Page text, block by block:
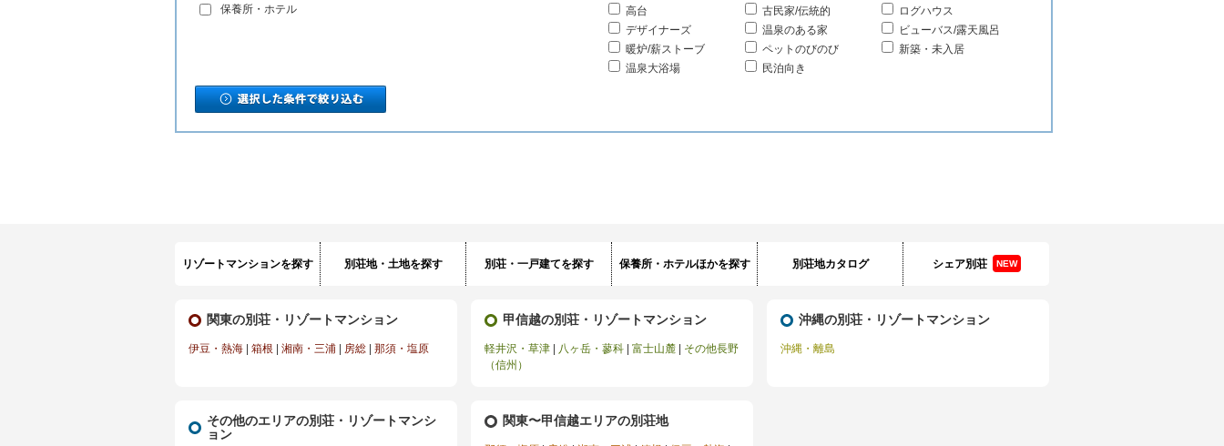
保養所・ホテル
高台
古民家/伝統的
ログハウス
デザイナーズ
温泉のある家
ビューバス/露天風呂
暖炉/薪ストーブ
ペットのびのび
新築・未入居
温泉大浴場
民泊向き
リゾートマンションを探す 別荘地・土地を探す 別荘・一戸建てを探す 保養所・ホテルほかを探す 別荘地カタログ シェア別荘 NEW
関東の別荘・リゾートマンション
伊豆・熱海 箱根 湘南・三浦 房総 那須・塩原
甲信越の別荘・リゾートマンション
軽井沢・草津 八ヶ岳・蓼科 富士山麓
その他長野
（信州）
沖縄の別荘・リゾートマンション
沖縄・離島
その他のエリアの別荘・リゾートマンシ
ョン
関東〜甲信越エリアの別荘地